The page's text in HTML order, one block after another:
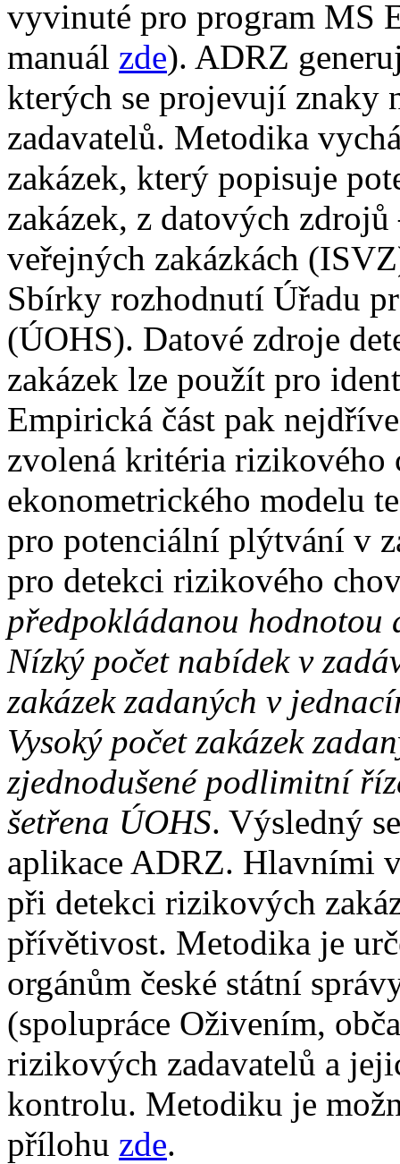
vyvinuté pro program MS
manuál zde). ADRZ
kterých se projevují znaky
zadavatelů. Metodika
zakázek, který popisuje
zakázek, z datových
veřejných zakázkách
Sbírky rozhodnutí Úřadu
(ÚOHS). Datové zdroje
zakázek lze použít pro
Empirická část pak
zvolená kritéria rizikového
ekonometrického modelu
pro potenciální plýtvání v
pro detekci rizikového
předpokládanou hodnotou
Nízký počet nabídek v
zakázek zadaných v
Vysoký počet zakázek
zjednodušené podlimitní
šetřena ÚOHS. Výsledný
aplikace ADRZ. Hlavními
při detekci rizikových
přívětivost. Metodika je
orgánům české státní
(spolupráce Oživením,
rizikových zadavatelů a
kontrolu. Metodiku je
přílohu zde.